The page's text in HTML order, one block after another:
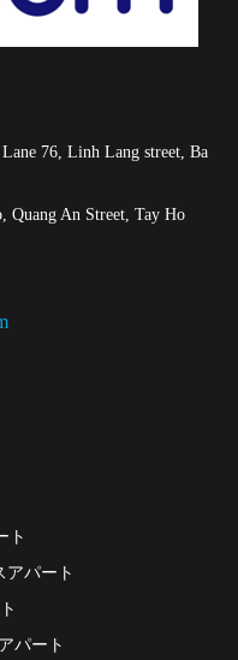
76, Linh Lang street, Ba
Quang An Street, Tay Ho
ト
アパート
パート